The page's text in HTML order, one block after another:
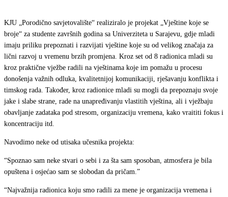
projekat
„Vještine
koje
se
broje“
KJU „Porodično savjetovalište“ realiziralo je projekat „Vještine koje se
broje“ za studente završnih godina sa Univerziteta u Sarajevu, gdje mladi
imaju priliku prepoznati i razvijati vještine koje su od velikog značaja za
lični razvoj u vremenu brzih promjena. Kroz set od 8 radionica mladi su
kroz praktične vježbe radili na vještinama koje im pomažu u procesu
donošenja važnih odluka, kvalitetnijoj komunikaciji, rješavanju konflikta i
timskog rada. Također, kroz radionice mladi su mogli da prepoznaju svoje
jake i slabe strane, rade na unapređivanju vlastitih vještina, ali i vježbaju
obavljanje zadataka pod stresom, organizaciju vremena, kako vraititi fokus i
koncentraciju itd.
Navodimo neke od utisaka učesnika projekta:
“Spoznao sam neke stvari o sebi i za šta sam sposoban, atmosfera je bila
opuštena i osjećao sam se slobodan da pričam.”
“Najvažnija radionica koju smo radili za mene je organizacija vremena i